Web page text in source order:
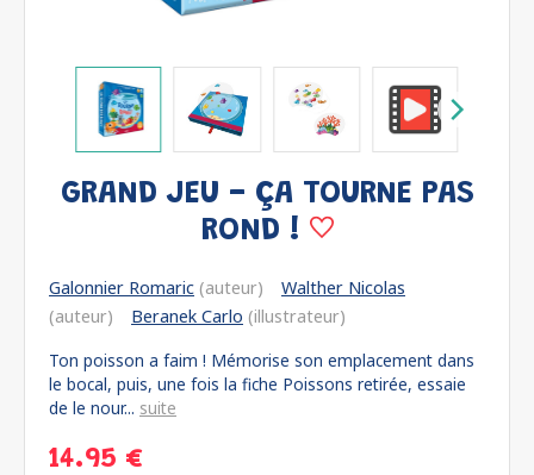
GRAND JEU - ÇA TOURNE PAS
ROND !
Galonnier Romaric (auteur)
Walther Nicolas
(auteur)
Beranek Carlo (illustrateur)
Ton poisson a faim ! Mémorise son emplacement dans
le bocal, puis, une fois la fiche Poissons retirée, essaie
de le nour... suite
14.95 €